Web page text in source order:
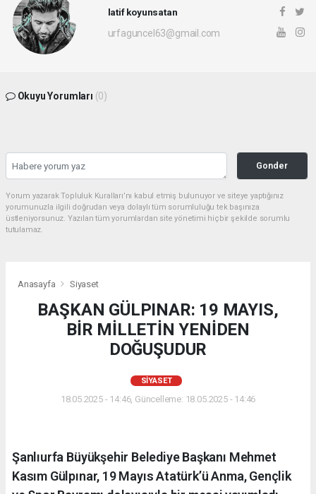
latif koyunsatan
urfaguncel63@gmail.com
Okuyu Yorumları (0)
Gonder
Yorum yazarak Topluluk Kuralları’nı kabul etmiş bulunuyor ve siteye yaptığınız
yorumunuzla ilgili doğrudan veya dolaylı tüm sorumluluğu tek başınıza
üstleniyorsunuz. Yazılan tüm yorumlardan site yönetimi hiçbir şekilde sorumlu
tutulamaz.
Anasayfa Siyaset
BAŞKAN GÜLPINAR: 19 MAYIS,
BİR MİLLETİN YENİDEN
DOĞUŞUDUR
SIYASET
18.05.2025 - 14:46, Güncelleme: 18.05.2025 - 14:46
Şanlıurfa Büyükşehir Belediye Başkanı Mehmet
Kasım Gülpınar, 19 Mayıs Atatürk’ü Anma, Gençlik